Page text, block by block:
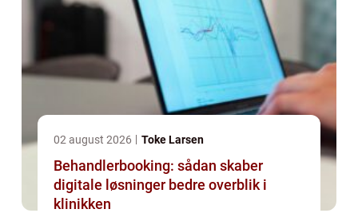
02 august 2026 Toke Larsen
Behandlerbooking: sådan skaber
digitale løsninger bedre overblik i
klinikken